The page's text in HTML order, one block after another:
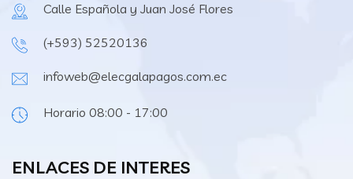
Calle Española y Juan José Flores
(+593) 52520136
infoweb@elecgalapagos.com.ec
Horario 08:00 - 17:00
ENLACES DE INTERES